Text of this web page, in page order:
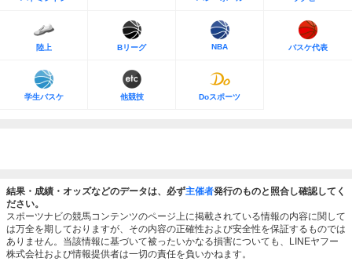
陸上 Bリーグ NBA バスケ代表
学生バスケ 他競技 Doスポーツ
結果・成績・オッズなどのデータは、必ず主催者発行のものと照合し確認してく
ださい。
スポーツナビの競馬コンテンツのページ上に掲載されている情報の内容に関して
は万全を期しておりますが、その内容の正確性および安全性を保証するものでは
ありません。当該情報に基づいて被ったいかなる損害についても、LINEヤフー
株式会社および情報提供者は一切の責任を負いかねます。